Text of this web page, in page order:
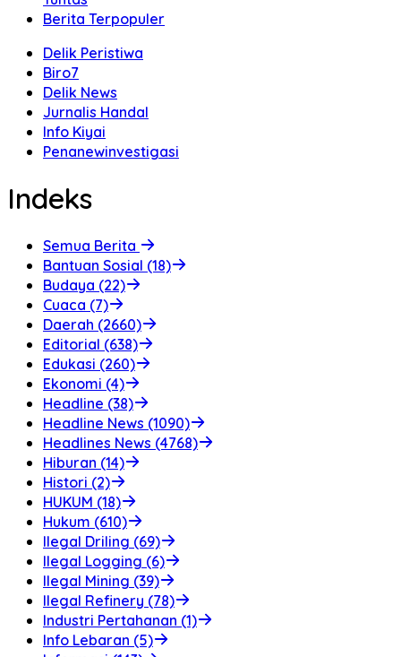
Berita Terpopuler
Delik Peristiwa
Biro7
Delik News
Jurnalis Handal
Info Kiyai
Penanewinvestigasi
Indeks
Semua Berita
Bantuan Sosial (18)
Budaya (22)
Cuaca (7)
Daerah (2660)
Editorial (638)
Edukasi (260)
Ekonomi (4)
Headline (38)
Headline News (1090)
Headlines News (4768)
Hiburan (14)
Histori (2)
HUKUM (18)
Hukum (610)
Ilegal Driling (69)
Ilegal Logging (6)
Ilegal Mining (39)
Ilegal Refinery (78)
Industri Pertahanan (1)
Info Lebaran (5)